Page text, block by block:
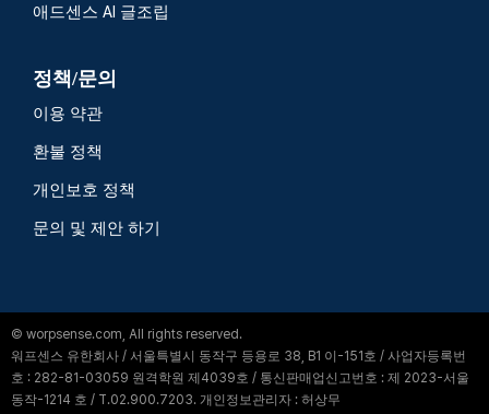
애드센스 AI 글조립
정책/문의
이용 약관
환불 정책
개인보호 정책
문의 및 제안 하기
© worpsense.com, All rights reserved.
워프센스 유한회사 / 서울특별시 동작구 등용로 38, B1 이-151호 / 사업자등록번
호 : 282-81-03059 원격학원 제4039호 / 통신판매업신고번호 : 제 2023-서울
동작-1214 호 / T.02.900.7203. 개인정보관리자 : 허상무